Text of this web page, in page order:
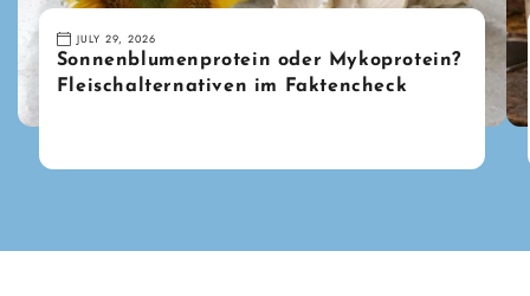
JULY 29, 2026
Sonnenblumenprotein oder Mykoprotein?
Fleischalternativen im Faktencheck